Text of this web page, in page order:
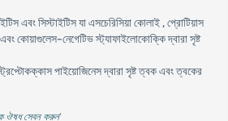
এবং সিস্টাইটিস যা এসচেরিসিয়া কোলাই , প্রোটিয়াস
এবং কোয়াগুলেস-নেগেটিভ স্ট্যাফাইলোকোক্কি দ্বারা সৃষ্ট
পাইয়োজিনেস দ্বারা সৃষ্ট ত্বক এবং ত্বকের
ঔষধ সেবন করুন'